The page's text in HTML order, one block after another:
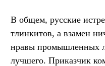
В общем, русские
тлинкитов, а взамен
нравы промышленных
лучшего. Приказчик